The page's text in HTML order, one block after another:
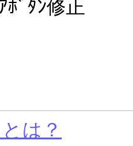
ﾎﾞﾀﾝ修正
は？